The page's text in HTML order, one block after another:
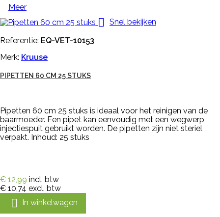
Meer
 Snel bekijken
Referentie: EQ-VET-10153
Merk: Kruuse
PIPETTEN 60 CM 25 STUKS
Pipetten 60 cm 25 stuks is ideaal voor het reinigen van de
baarmoeder. Een pipet kan eenvoudig met een wegwerp
injectiespuit gebruikt worden. De pipetten zijn niet steriel
verpakt. Inhoud: 25 stuks
€ 12,99 incl. btw
€ 10,74 excl. btw
 In winkelwagen